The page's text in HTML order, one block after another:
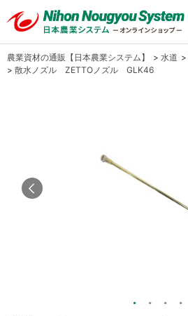
農業資材の通販【日本農業システム】 > 水道 >
> 散水ノズル ZETTOノズル GLK46